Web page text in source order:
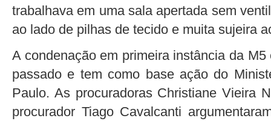
trabalhava em uma sala apertada sem
ao lado de pilhas de tecido e muita sujeira
A condenação em primeira instância da
passado e tem como base ação do
Paulo. As procuradoras Christiane Vieira
procurador Tiago Cavalcanti